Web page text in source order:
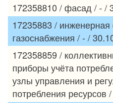
172358810 / фасад / - /
17235883 / инженерная
газоснабжения / - /
172358859 /
приборы учёта
узлы управления и
потребления ресурсов